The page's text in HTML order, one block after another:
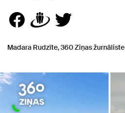
Madara Rudzīte, 360 Ziņas žurnāliste